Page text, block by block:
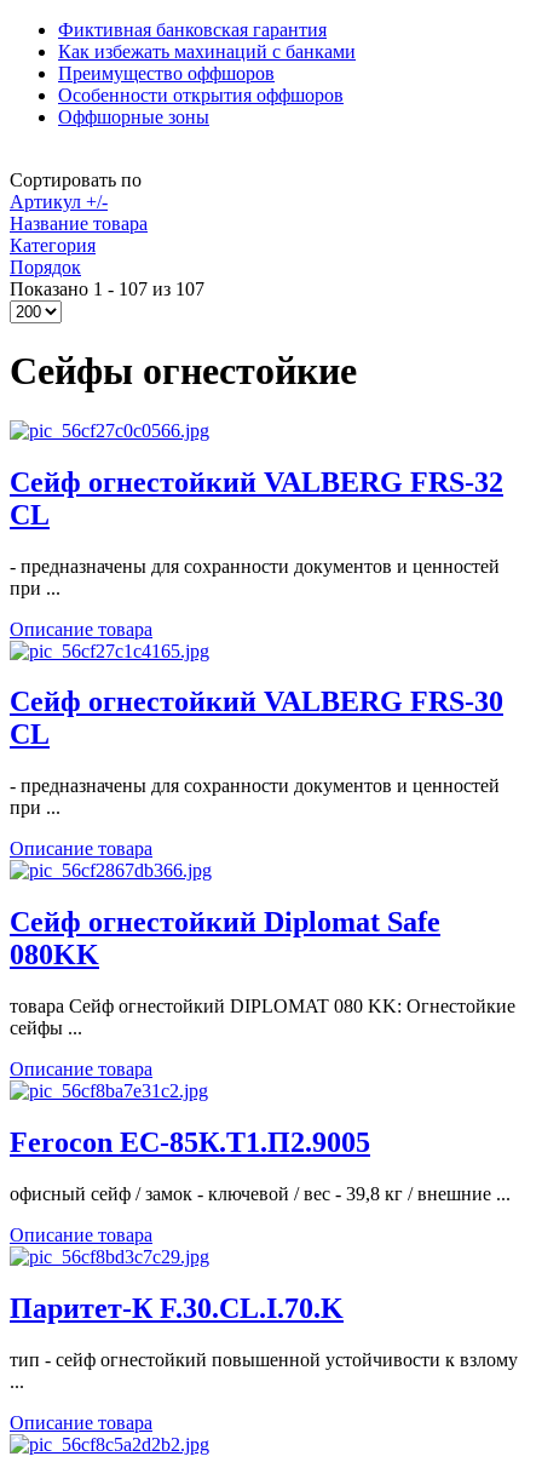
Фиктивная банковская гарантия
Как избежать махинаций с банками
Преимущество оффшоров
Особенности открытия оффшоров
Оффшорные зоны
Сортировать по
Артикул +/-
Название товара
Категория
Порядок
Показано 1 - 107 из 107
Сейфы огнестойкие
Сейф огнестойкий VALBERG FRS-32
CL
- предназначены для сохранности документов и ценностей
при ...
Описание товара
Сейф огнестойкий VALBERG FRS-30
CL
- предназначены для сохранности документов и ценностей
при ...
Описание товара
Сейф огнестойкий Diplomat Safe
080KK
товара Сейф огнестойкий DIPLOMAT 080 KK: Огнестойкие
сейфы ...
Описание товара
Ferocon ЕС-85К.Т1.П2.9005
офисный сейф / замок - ключевой / вес - 39,8 кг / внешние ...
Описание товара
Паритет-К F.30.CL.I.70.K
тип - сейф огнестойкий повышенной устойчивости к взлому
...
Описание товара